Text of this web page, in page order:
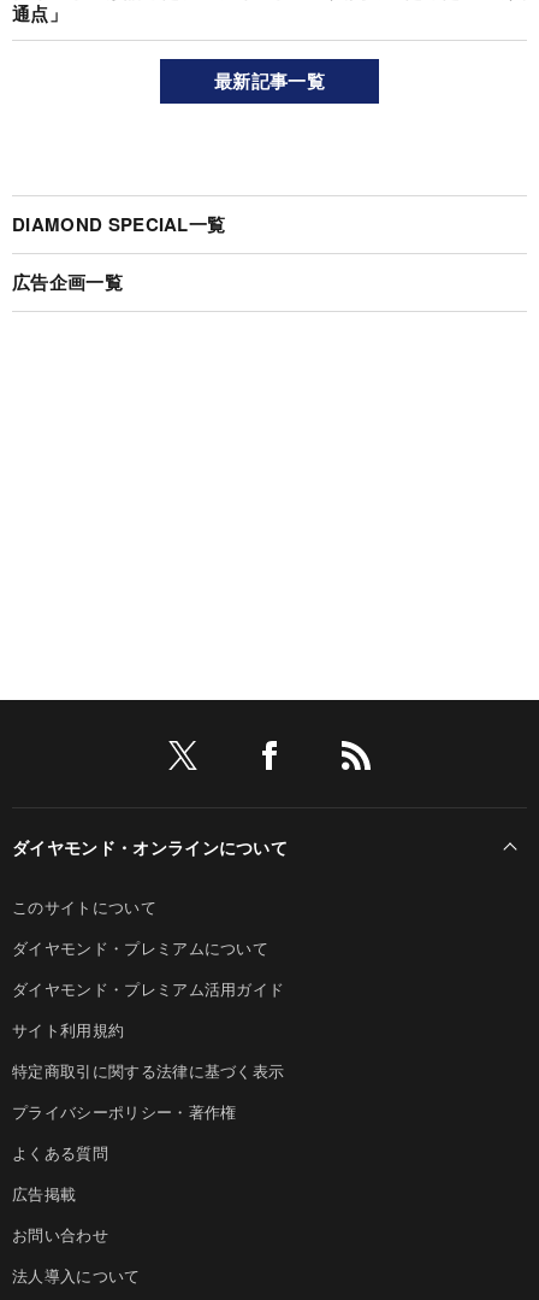
通点」
最新記事一覧
DIAMOND SPECIAL一覧
広告企画一覧
ダイヤモンド・オンラインについて
このサイトについて
ダイヤモンド・プレミアムについて
ダイヤモンド・プレミアム活用ガイド
サイト利用規約
特定商取引に関する法律に基づく表示
プライバシーポリシー・著作権
よくある質問
広告掲載
お問い合わせ
法人導入について